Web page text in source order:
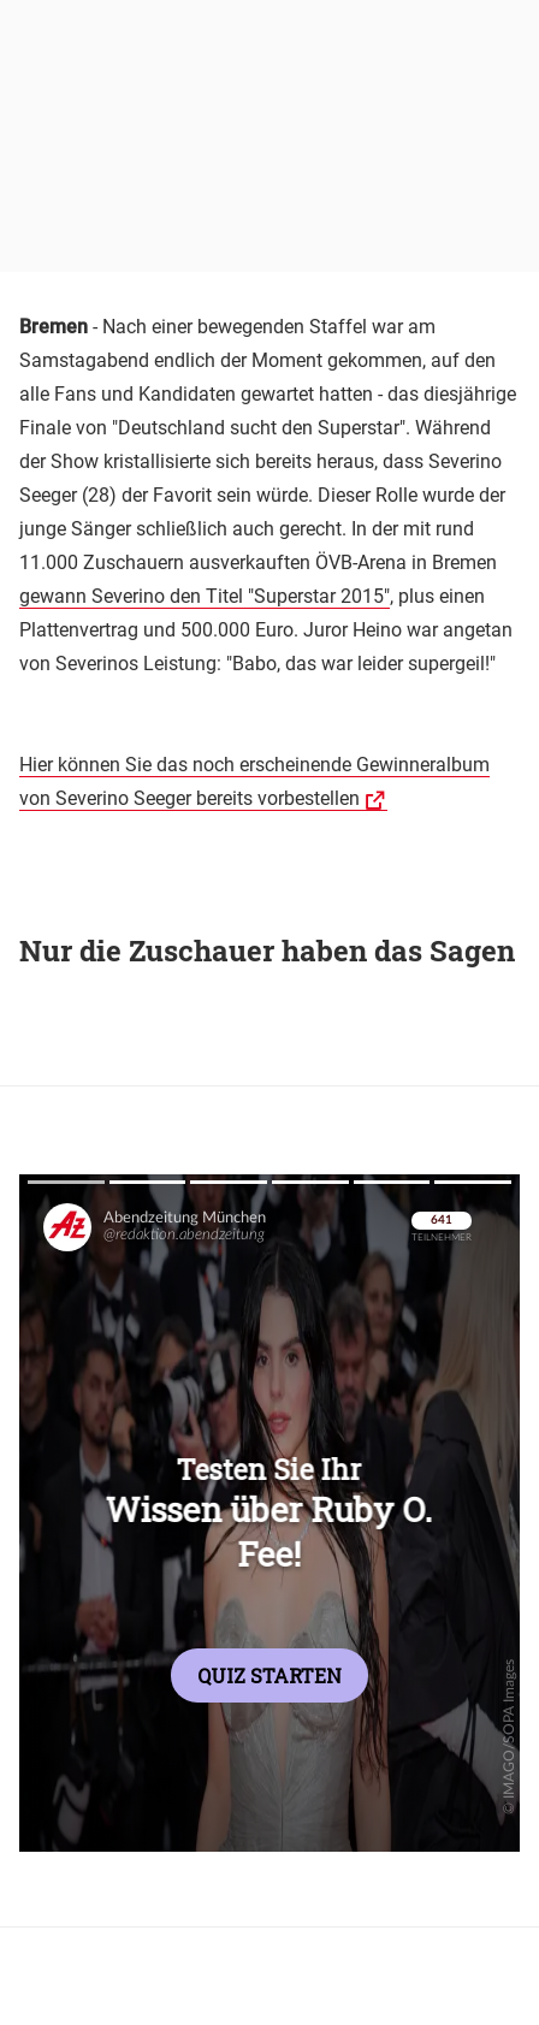
Bremen - Nach einer bewegenden Staffel war am
Samstagabend endlich der Moment gekommen, auf den
alle Fans und Kandidaten gewartet hatten - das diesjährige
Finale von "Deutschland sucht den Superstar". Während
der Show kristallisierte sich bereits heraus, dass Severino
Seeger (28) der Favorit sein würde. Dieser Rolle wurde der
junge Sänger schließlich auch gerecht. In der mit rund
11.000 Zuschauern ausverkauften ÖVB-Arena in Bremen
gewann Severino den Titel "Superstar 2015", plus einen
Plattenvertrag und 500.000 Euro. Juror Heino war angetan
von Severinos Leistung: "Babo, das war leider supergeil!"
Hier können Sie das noch erscheinende Gewinneralbum
von Severino Seeger bereits vorbestellen
Nur die Zuschauer haben das Sagen
Überspringen
Überspringen